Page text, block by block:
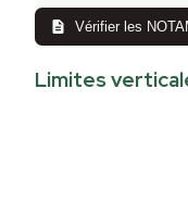
Vérifier les
Limites